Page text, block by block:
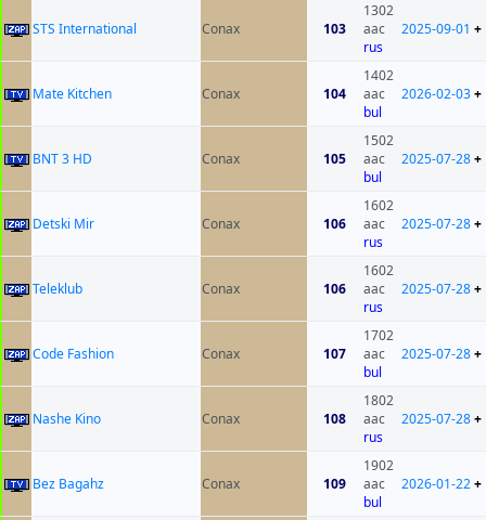
STS International Conax 103
1302
aac
rus
2025-09-01 +
Mate Kitchen Conax 104
1402
aac
bul
2026-02-03+
BNT 3 HD Conax 105
1502
aac
bul
2025-07-28+
Detski Mir Conax 106
1602
aac
rus
2025-07-28+
Teleklub Conax 106
1602
aac
rus
2025-07-28+
Code Fashion Conax 107
1702
aac
bul
2025-07-28+
Nashe Kino Conax 108
1802
aac
rus
2025-07-28+
Bez Bagahz Conax 109
1902
aac
bul
2026-01-22+